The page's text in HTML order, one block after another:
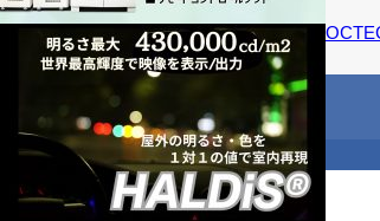
お問い合わせ